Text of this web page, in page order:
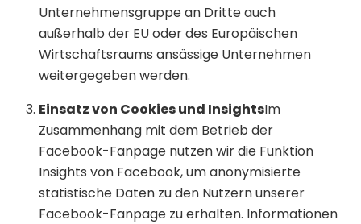
Unternehmensgruppe an Dritte auch
außerhalb der EU oder des Europäischen
Wirtschaftsraums ansässige Unternehmen
weitergegeben werden.
Einsatz von Cookies und InsightsIm
Zusammenhang mit dem Betrieb der
Facebook-Fanpage nutzen wir die Funktion
Insights von Facebook, um anonymisierte
statistische Daten zu den Nutzern unserer
Facebook-Fanpage zu erhalten. Informationen